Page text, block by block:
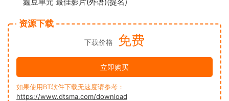
资源下载
下载价格 免费
立即购买
如果使用BT软件下载无速度请参考：
https://www.dtsma.com/download